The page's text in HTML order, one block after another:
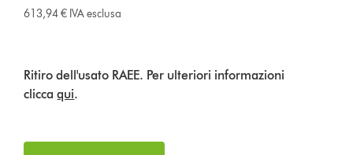
613,94 € IVA esclusa
Ritiro dell'usato RAEE. Per ulteriori informazioni
cliccaqui.